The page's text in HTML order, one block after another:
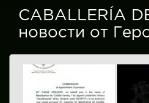
CABALLERÍA
новости от